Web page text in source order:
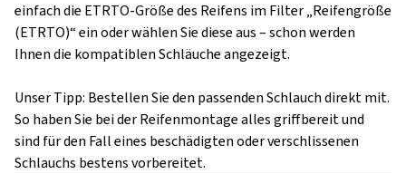
einfach die ETRTO-Größe des Reifens im Filter „Reifengröße
(ETRTO)“ ein oder wählen Sie diese aus – schon werden
Ihnen die kompatiblen Schläuche angezeigt.
Unser Tipp: Bestellen Sie den passenden Schlauch direkt mit.
So haben Sie bei der Reifenmontage alles griffbereit und
sind für den Fall eines beschädigten oder verschlissenen
Schlauchs bestens vorbereitet.